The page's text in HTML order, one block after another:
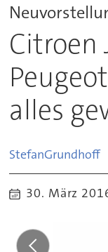
Citroen
alles
StefanGrundhoff
30. März